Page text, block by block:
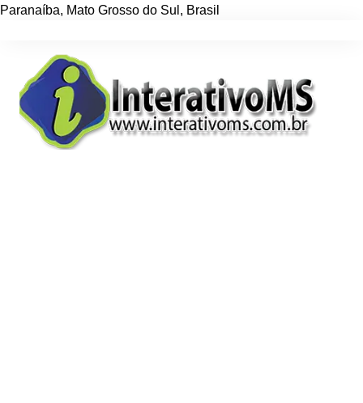
Paranaíba, Mato Grosso do Sul , Brasil
conteúdo